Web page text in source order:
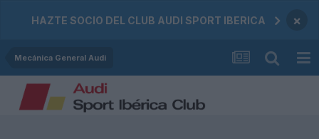
HAZTE SOCIO DEL CLUB AUDI SPORT IBERICA ×
Mecánica General Audi